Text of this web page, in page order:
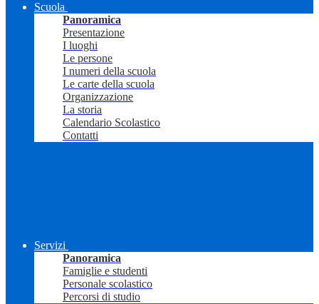
Scuola
Panoramica
Presentazione
I luoghi
Le persone
I numeri della scuola
Le carte della scuola
Organizzazione
La storia
Calendario Scolastico
Contatti
Servizi
Panoramica
Famiglie e studenti
Personale scolastico
Percorsi di studio